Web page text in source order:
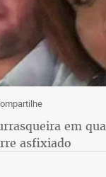
em
asfixiado